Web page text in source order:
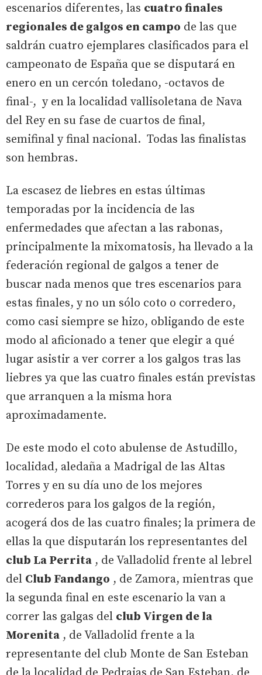
escenarios diferentes, las cuatro finales
regionales de galgos en campo de las que
saldrán cuatro ejemplares clasificados para el
campeonato de España que se disputará en
enero en un cercón toledano, -octavos de
final-, y en la localidad vallisoletana de Nava
del Rey en su fase de cuartos de final,
semifinal y final nacional. Todas las finalistas
son hembras.
La escasez de liebres en estas últimas
temporadas por la incidencia de las
enfermedades que afectan a las rabonas,
principalmente la mixomatosis, ha llevado a la
federación regional de galgos a tener de
buscar nada menos que tres escenarios para
estas finales, y no un sólo coto o corredero,
como casi siempre se hizo, obligando de este
modo al aficionado a tener que elegir a qué
lugar asistir a ver correr a los galgos tras las
liebres ya que las cuatro finales están previstas
que arranquen a la misma hora
aproximadamente.
De este modo el coto abulense de Astudillo,
localidad, aledaña a Madrigal de las Altas
Torres y en su día uno de los mejores
correderos para los galgos de la región,
acogerá dos de las cuatro finales; la primera de
ellas la que disputarán los representantes del
club La Perrita , de Valladolid frente al lebrel
del Club Fandango , de Zamora, mientras que
la segunda final en este escenario la van a
correr las galgas del club Virgen de la
Morenita , de Valladolid frente a la
representante del club Monte de San Esteban